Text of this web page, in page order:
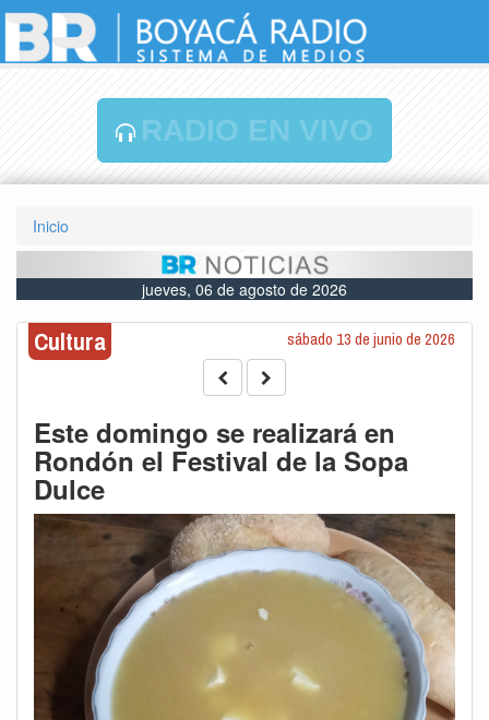
RADIO EN VIVO
Inicio
jueves, 06 de agosto de 2026
Cultura sábado 13 de junio de 2026
Este domingo se realizará en
Rondón el Festival de la Sopa
Dulce